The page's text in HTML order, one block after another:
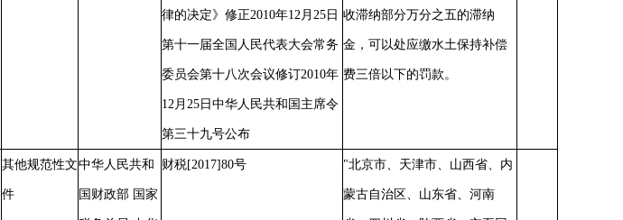
律的决定》修正2010年12月25日
第十一届全国人民代表大会常务
委员会第十八次会议修订2010年
12月25日中华人民共和国主席令
第三十九号公布
收滞纳部分万分之五的滞纳
金，可以处应缴水土保持补偿
费三倍以下的罚款。
其他规范性文
件
中华人民共和
国财政部 国家
财税[2017]80号 "北京市、天津市、山西省、内
蒙古自治区、山东省、河南